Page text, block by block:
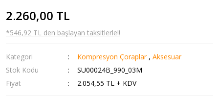
2.260,00 TL
*546,92 TL den başlayan taksitlerle!!
Kategori Kompresyon Çoraplar ,Aksesuar
Stok Kodu
SU00024B_990_03M
Fiyat
2.054,55 TL + KDV